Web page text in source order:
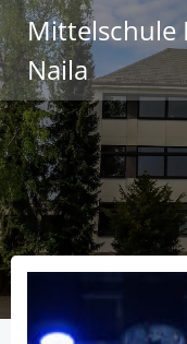
Mittelschule
Naila